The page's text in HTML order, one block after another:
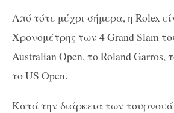
Από τότε μέχρι σήμερα, η Rolex
Χρονομέτρης των 4Grand Slam
Australian Open, τοRoland Garros,
τοUS Open.
Κατά την διάρκεια των